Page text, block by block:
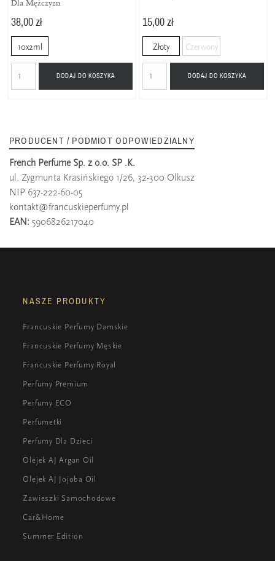
Dla Mężczyzn
38,00 zł
10x2ml
DODAJ DO KOSZYKA
15,00 zł
Złoty Czerwony
DODAJ DO KOSZYKA
PRODUCENT / PODMIOT ODPOWIEDZIALNY
French Perfume Sp. z o.o. SP .K.
ul. Zygmunta Krasińskiego 1/26, 32-300 Olkusz
NIP 637-222-60-05
kontakt@francuskieperfumy.pl
EAN: 5906826217040
NASZE PRODUKTY
Francuskie Perfumy Damskie
Francuskie Perfumy Męskie
Francuskie Perfumy Royal
Perfumy Premium
Perfumy ECO
Perfumetki
Perfumy Dla Dzieci
Olejek AJ Argan Oil
Olejek AJ Jojoba Oil
Zawieszki Samochodowe
Car&Home
Summer Edition